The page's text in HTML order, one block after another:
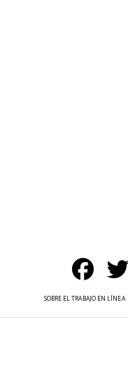
SOBRE EL TRABAJO EN LÍNEA